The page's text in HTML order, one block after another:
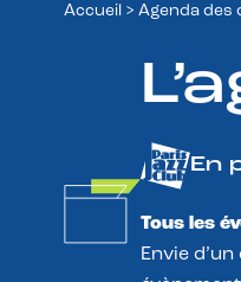
Accueil > Agenda des
En
Tous les
Envie